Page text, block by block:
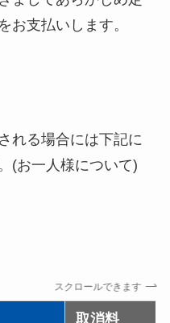
お支払いします。
れる場合には下記に
(お一人様について)
スクロールできます
取消料